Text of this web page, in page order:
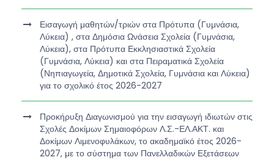
Εισαγωγή μαθητών/τριών στα Πρότυπα (Γυμνάσια,
Λύκεια) , στα Δημόσια Ωνάσεια Σχολεία (Γυμνάσια,
Λύκεια), στα Πρότυπα Εκκλησιαστικά Σχολεία
(Γυμνάσια, Λύκεια) και στα Πειραματικά Σχολεία
(Νηπιαγωγεία, Δημοτικά Σχολεία, Γυμνάσια και Λύκεια)
για το σχολικό έτος 2026-2027
Προκήρυξη Διαγωνισμού για την εισαγωγή ιδιωτών στις
Σχολές Δοκίμων Σημαιοφόρων Λ.Σ.-ΕΛ.ΑΚΤ. και
Δοκίμων Λιμενοφυλάκων, το ακαδημαϊκό έτος 2026-
2027, με το σύστημα των Πανελλαδικών Εξετάσεων